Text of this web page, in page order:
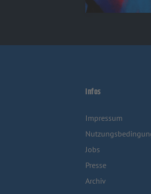
Infos
Impressum
Jobs
Presse
Archiv